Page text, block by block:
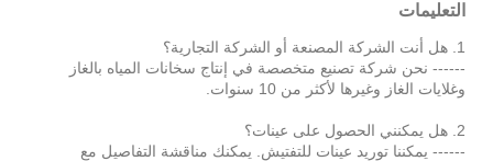
التعليمات
1. هل أنت الشركة المصنعة أو الشركة التجارية؟
------ نحن شركة تصنيع متخصصة في إنتاج سخانات المياه بالغاز
وغلايات الغاز وغيرها لأكثر من 10 سنوات.
2. هل يمكنني الحصول على عينات؟
------ يمكننا توريد عينات للتفتيش. يمكنك مناقشة التفاصيل مع